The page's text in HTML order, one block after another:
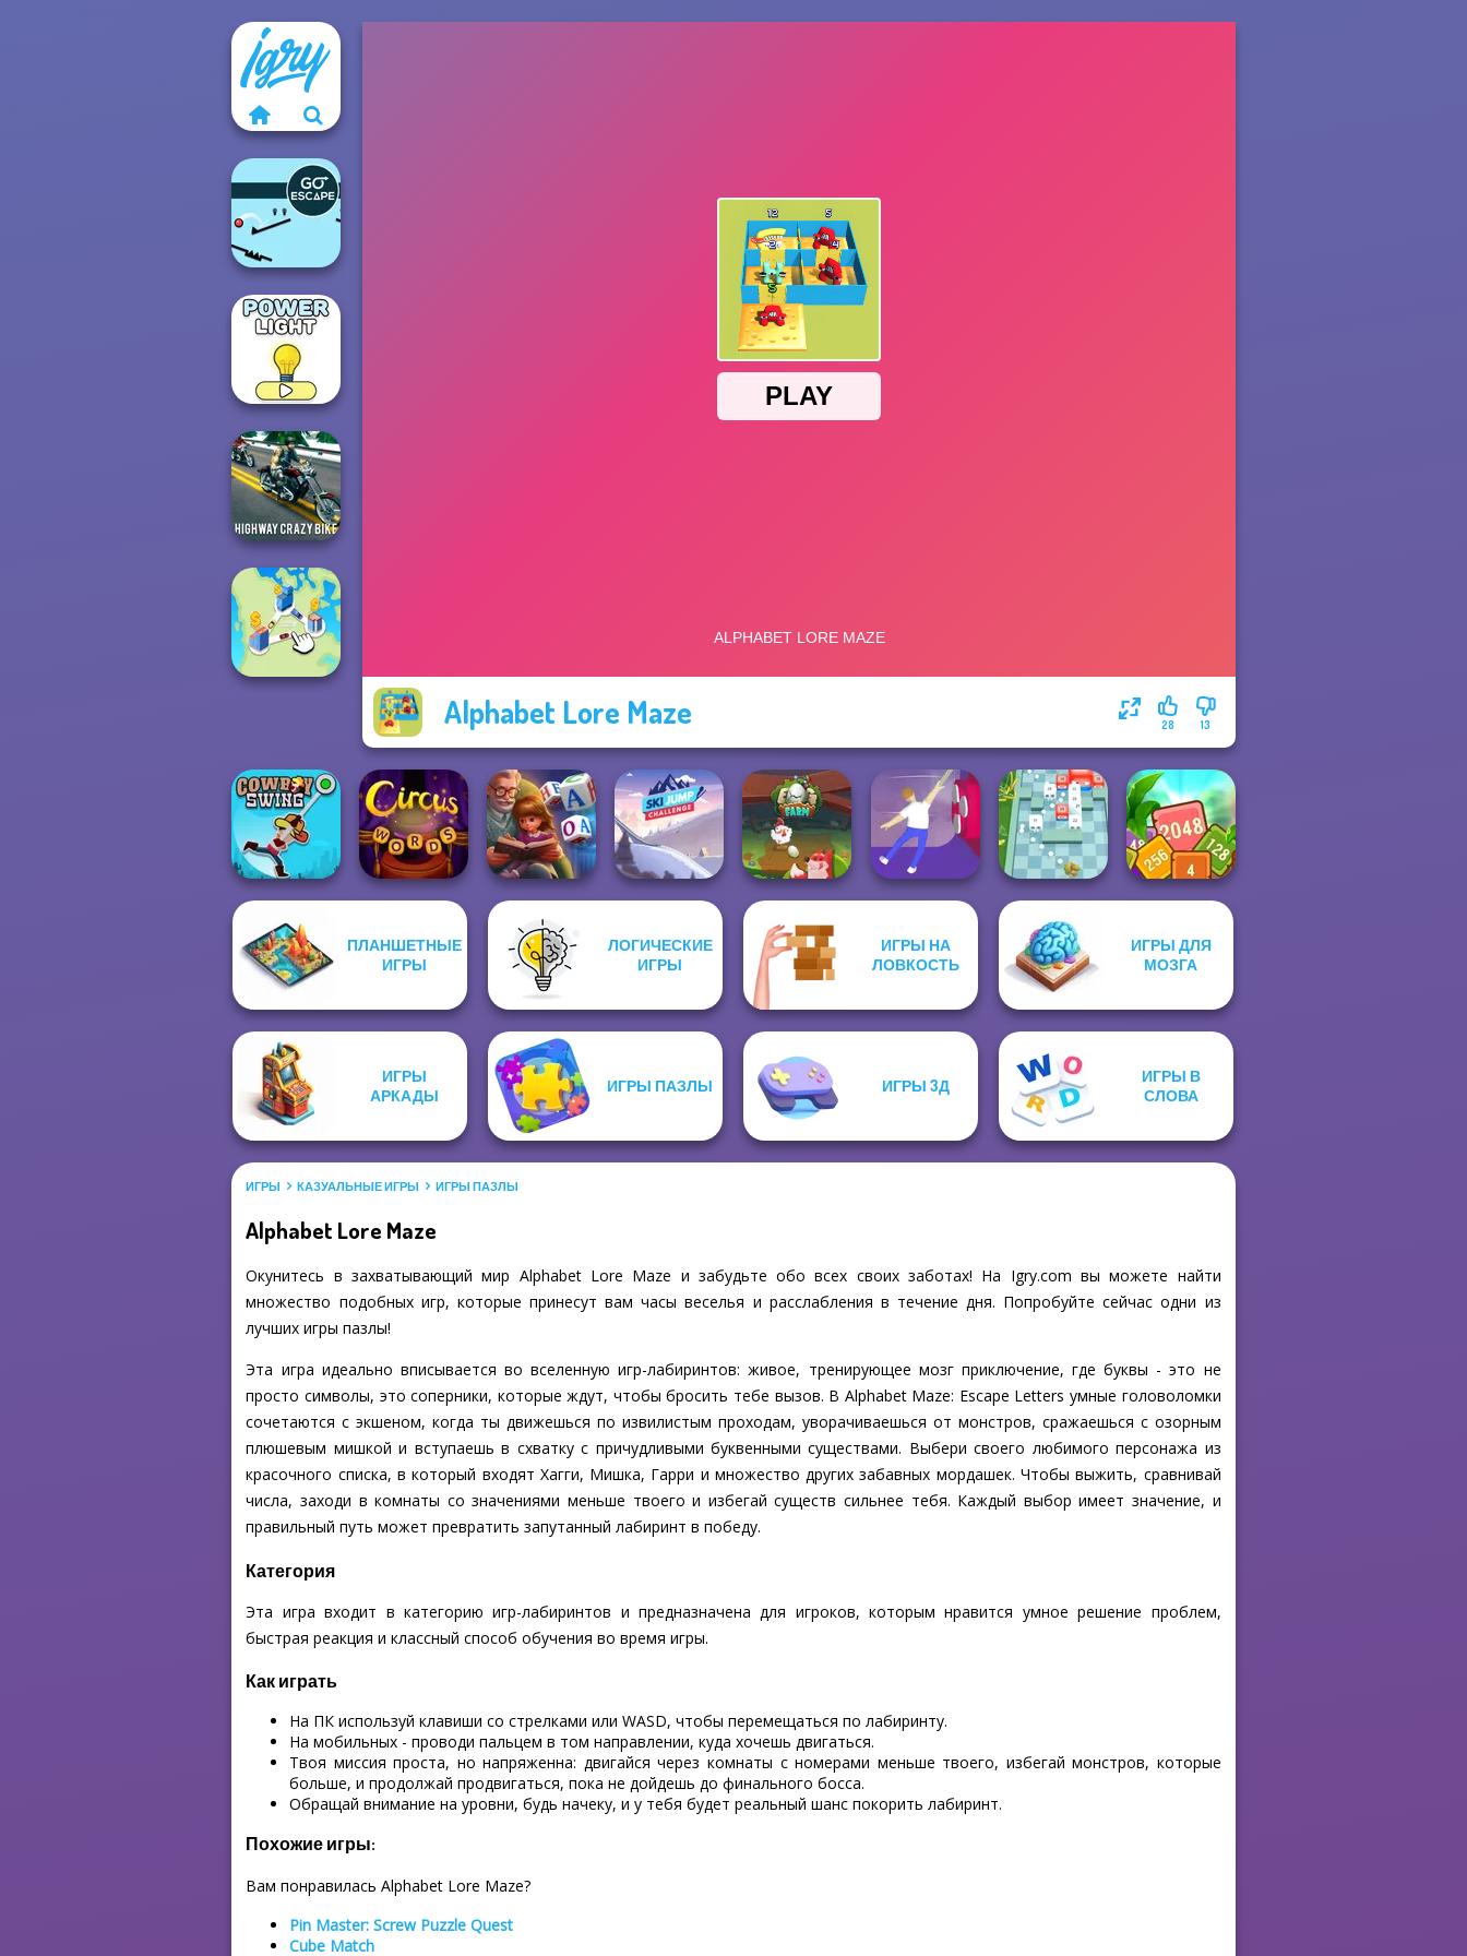
Alphabet Lore Maze 13
28
Go Escape
Power Light
Highway Crazy
Bike
State Connect
Cowboy Swing Circus Words
Word Scramble:
Family Tales
Ski Jump
Challenge
Egg Farm Balance It Break n Bounce
Tropical Cubes
2048
ПЛАНШЕТНЫЕ
ИГРЫ
ЛОГИЧЕСКИЕ
ИГРЫ
ИГРЫ НА
ЛОВКОСТЬ
ИГРЫ ДЛЯ
МОЗГА
ИГРЫ
АРКАДЫ
ИГРЫ ПАЗЛЫ ИГРЫ 3Д
ИГРЫ В
СЛОВА
ИГРЫ КАЗУАЛЬНЫЕ ИГРЫ ИГРЫ ПАЗЛЫ
Alphabet Lore Maze
Окунитесь в захватывающий мир Alphabet Lore Maze и забудьте обо всех своих заботах! На Igry.com вы можете найти
множество подобных игр, которые принесут вам часы веселья и расслабления в течение дня. Попробуйте сейчас одни из
лучших игры пазлы!
Эта игра идеально вписывается во вселенную игр-лабиринтов: живое, тренирующее мозг приключение, где буквы - это не
просто символы, это соперники, которые ждут, чтобы бросить тебе вызов. В Alphabet Maze: Escape Letters умные головоломки
сочетаются с экшеном, когда ты движешься по извилистым проходам, уворачиваешься от монстров, сражаешься с озорным
плюшевым мишкой и вступаешь в схватку с причудливыми буквенными существами. Выбери своего любимого персонажа из
красочного списка, в который входят Хагги, Мишка, Гарри и множество других забавных мордашек. Чтобы выжить, сравнивай
числа, заходи в комнаты со значениями меньше твоего и избегай существ сильнее тебя. Каждый выбор имеет значение, и
правильный путь может превратить запутанный лабиринт в победу.
Категория
Эта игра входит в категорию игр-лабиринтов и предназначена для игроков, которым нравится умное решение проблем,
быстрая реакция и классный способ обучения во время игры.
Как играть
На ПК используй клавиши со стрелками или WASD, чтобы перемещаться по лабиринту.
На мобильных - проводи пальцем в том направлении, куда хочешь двигаться.
Твоя миссия проста, но напряженна: двигайся через комнаты с номерами меньше твоего, избегай монстров, которые
больше, и продолжай продвигаться, пока не дойдешь до финального босса.
Обращай внимание на уровни, будь начеку, и у тебя будет реальный шанс покорить лабиринт.
Похожие игры:
Вам понравилась Alphabet Lore Maze?
Pin Master: Screw Puzzle Quest
Cube Match